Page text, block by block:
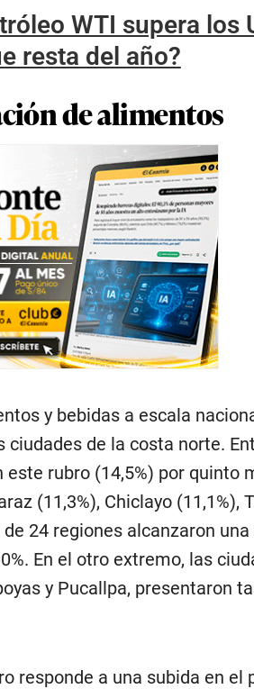
WTI supera los
resta del año?
de alimentos
y bebidas a escala
de la costa norte.
rubro (14,5%) por quinto
(11,3%), Chiclayo (11,1%),
de 24 regiones alcanzaron
En el otro extremo, las
y Pucallpa, presentaron
responde a una subida en el